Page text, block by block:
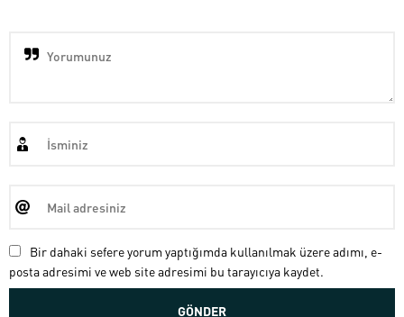
Bir dahaki sefere yorum yaptığımda kullanılmak üzere adımı, e-
posta adresimi ve web site adresimi bu tarayıcıya kaydet.